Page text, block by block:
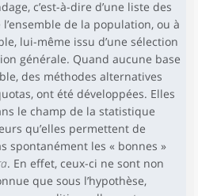
c’est-à-dire d’une liste des
de la population, ou à
lui-même issu d’une sélection
générale. Quand aucune base
des méthodes alternatives
ont été développées. Elles
le champ de la statistique
qu’elles permettent de
spontanément les « bonnes »
. En effet, ceux-ci ne sont non
que sous l’hypothèse,